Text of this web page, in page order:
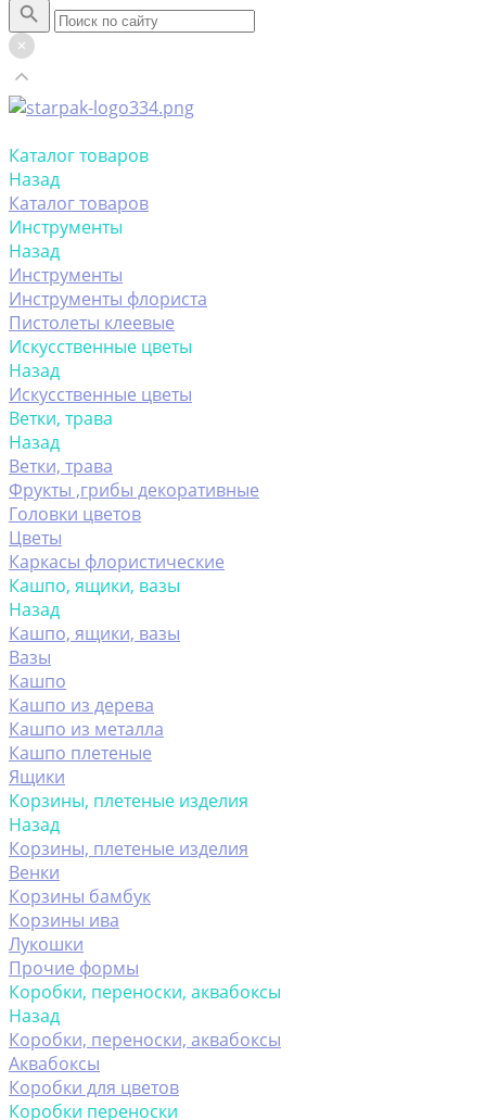
Каталог товаров
Назад
Каталог товаров
Инструменты
Назад
Инструменты
Инструменты флориста
Пистолеты клеевые
Искусственные цветы
Назад
Искусственные цветы
Ветки, трава
Назад
Ветки, трава
Фрукты ,грибы декоративные
Головки цветов
Цветы
Каркасы флористические
Кашпо, ящики, вазы
Назад
Кашпо, ящики, вазы
Вазы
Кашпо
Кашпо из дерева
Кашпо из металла
Кашпо плетеные
Ящики
Корзины, плетеные изделия
Назад
Корзины, плетеные изделия
Венки
Корзины бамбук
Корзины ива
Лукошки
Прочие формы
Коробки, переноски, аквабоксы
Назад
Коробки, переноски, аквабоксы
Аквабоксы
Коробки для цветов
Коробки переноски